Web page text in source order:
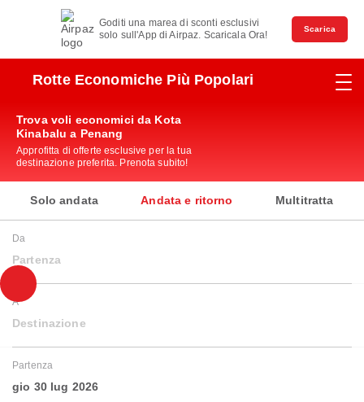
Goditi una marea di sconti esclusivi
solo sull'App di Airpaz. Scaricala Ora!
Scarica
Rotte Economiche Più Popolari
Trova voli economici da Kota
Kinabalu a Penang
Approfitta di offerte esclusive per la tua
destinazione preferita. Prenota subito!
Solo andata Andata e ritorno Multitratta
Da
Partenza
A
Destinazione
Partenza
gio 30 lug 2026